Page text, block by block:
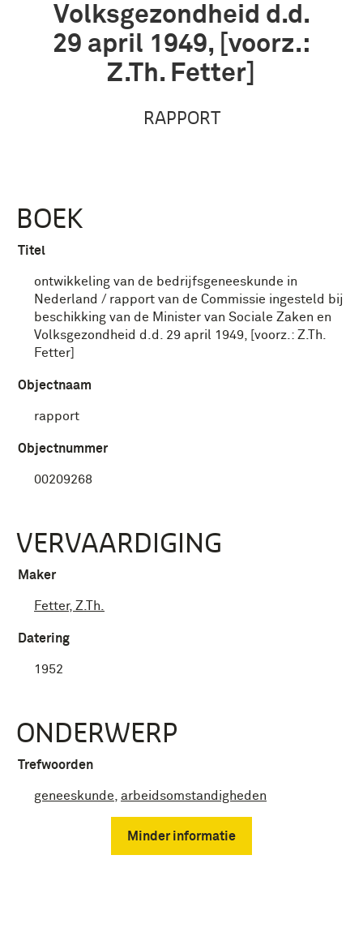
Volksgezondheid d.d.
29 april 1949, [voorz.:
Z.Th. Fetter]
RAPPORT
BOEK
Titel
ontwikkeling van de bedrijfsgeneeskunde in
Nederland / rapport van de Commissie ingesteld bij
beschikking van de Minister van Sociale Zaken en
Volksgezondheid d.d. 29 april 1949, [voorz.: Z.Th.
Fetter]
Objectnaam
rapport
Objectnummer
00209268
VERVAARDIGING
Maker
Fetter, Z.Th.
Datering
1952
ONDERWERP
Trefwoorden
geneeskunde arbeidsomstandigheden
Minder informatie